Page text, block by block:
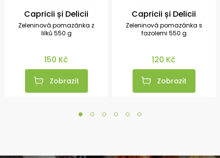
Capricii și Delicii
Zeleninová pomazánka z
lilků 550 g
150 Kč
Zobrazit
Capricii și Delicii
Zeleninová pomazánka s
fazolemi 550 g
120 Kč
Zobrazit